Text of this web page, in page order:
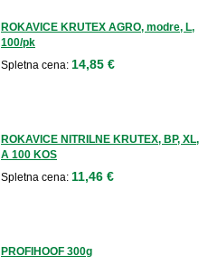
ROKAVICE KRUTEX AGRO, modre, L,
100/pk
Spletna cena: 14,85 €
ROKAVICE NITRILNE KRUTEX, BP, XL,
A 100 KOS
Spletna cena: 11,46 €
PROFIHOOF 300g